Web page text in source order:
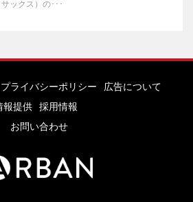
ックス）の･･･
プライバシーポリシー
広告について
報提供
採用情報
お問い合わせ